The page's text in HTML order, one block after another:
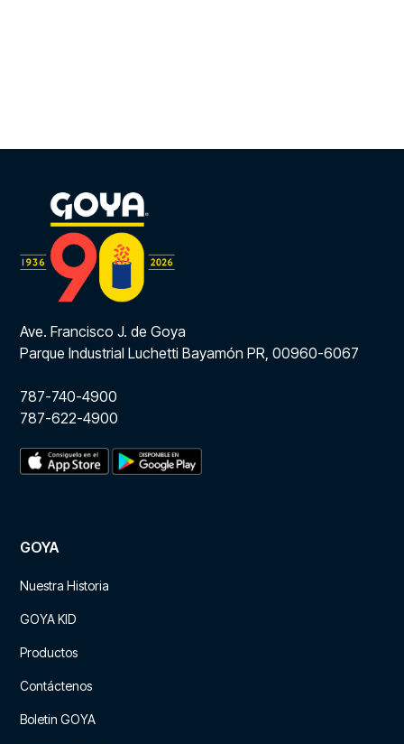
Ave. Francisco J. de Goya
Parque Industrial Luchetti Bayamón PR, 00960-6067
787-740-4900
787-622-4900
GOYA
Nuestra Historia
GOYA KID
Productos
Contáctenos
Boletin GOYA